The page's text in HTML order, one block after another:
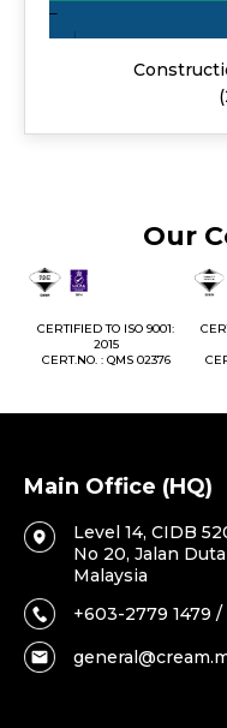
Our
CERTIFIED TO ISO 9001:
2015
CERT.NO. : QMS 02376
Main Office (HQ)
Level 14, CIDB
No 20, Jalan
Malaysia
+603-2779 1479